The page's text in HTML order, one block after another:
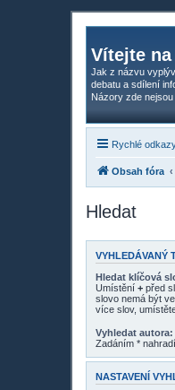
Vítejte
Jak z názvu
debatu a sdílení
Názory zde
Rychlé
Obsah fóra
Hledat
VYHLEDÁVANÝ
Hledat klíčová
Umístění + před
slovo nemá být
více slov,
Vyhledat autora:
Zadáním *
NASTAVENÍ